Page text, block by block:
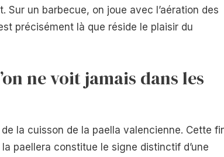
un barbecue, on joue avec l’aération des
précisément là que réside le plaisir du
ne voit jamais dans les
la cuisson de la paella valencienne. Cette
paellera constitue le signe distinctif d’une